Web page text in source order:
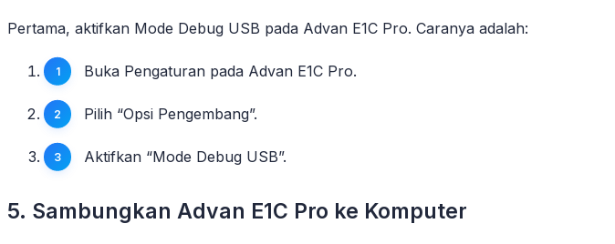
Pertama, aktifkan Mode Debug USB pada Advan E1C Pro. Caranya adalah:
Buka Pengaturan pada Advan E1C Pro.
Pilih “Opsi Pengembang”.
Aktifkan “Mode Debug USB”.
5. Sambungkan Advan E1C Pro ke Komputer